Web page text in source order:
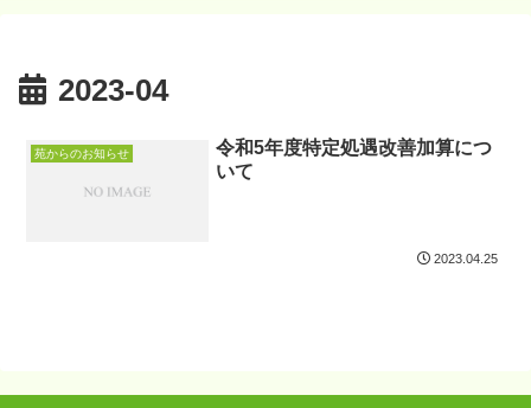
2023-04
苑からのお知らせ
令和5年度特定処遇改善加算につ
いて
2023.04.25